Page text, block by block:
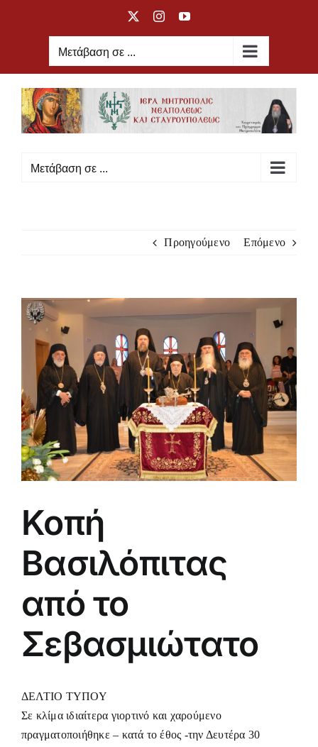
X InstagramYouTube
Μετάβαση σε ...
Μετάβαση σε ...
Προηγούμενο Επόμενο
Προβολή
μεγαλύτερης
εικόνας
Κοπή
Βασιλόπιτας
από το
Σεβασμιώτατο
ΔΕΛΤΙΟ ΤΥΠΟΥ
Σε κλίμα ιδιαίτερα γιορτινό και χαρούμενο
πραγματοποιήθηκε – κατά το έθος -την Δευτέρα 30